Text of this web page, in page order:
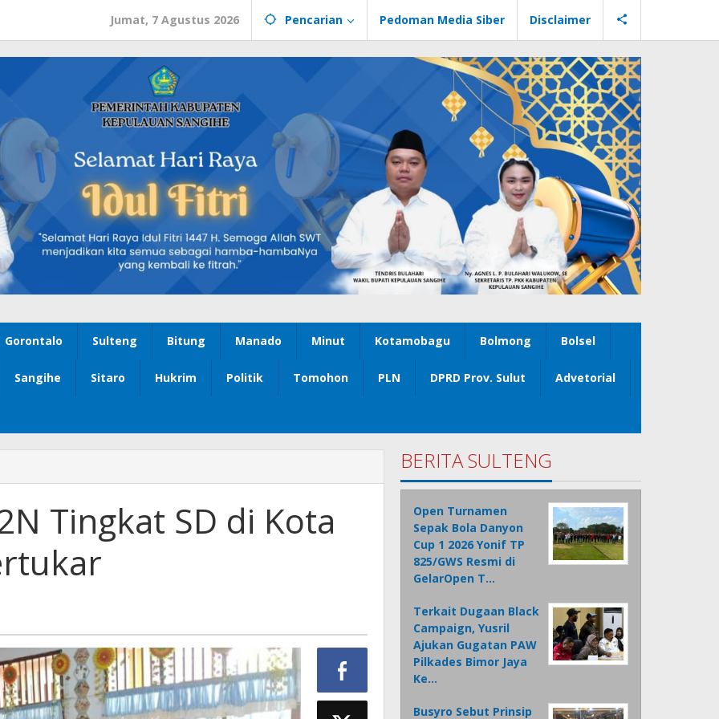
Jumat, 7 Agustus 2026 Pencarian Pedoman Media Siber Disclaimer
Gorontalo Sulteng Bitung Manado Minut Kotamobagu Bolmong Bolsel
Sangihe Sitaro Hukrim Politik Tomohon PLN DPRD Prov. Sulut Advetorial
Tingkat SD di Kota
BERITA SULTENG
Open Turnamen
Sepak Bola Danyon
Cup 1 2026 Yonif TP
825/GWS Resmi di
GelarOpen T…
Terkait Dugaan Black
Campaign, Yusril
Ajukan Gugatan PAW
Pilkades Bimor Jaya
Ke…
Busyro Sebut Prinsip